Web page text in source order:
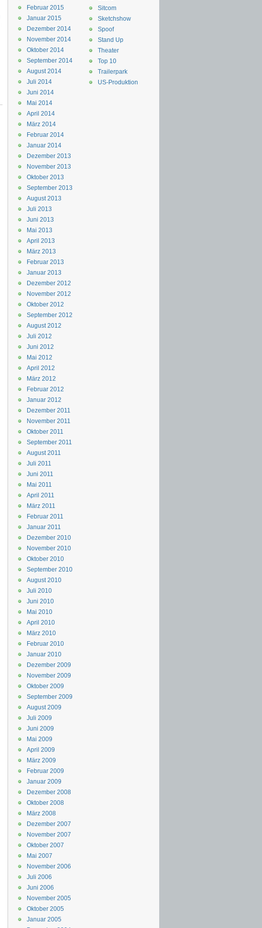
Sitcom
Sketchshow
Spoof
Stand Up
Theater
Top 10
Trailerpark
US-Produktion
Februar 2015
Januar 2015
Dezember 2014
November 2014
Oktober 2014
September 2014
August 2014
Juli 2014
Juni 2014
Mai 2014
April 2014
März 2014
Februar 2014
Januar 2014
Dezember 2013
November 2013
Oktober 2013
September 2013
August 2013
Juli 2013
Juni 2013
Mai 2013
April 2013
März 2013
Februar 2013
Januar 2013
Dezember 2012
November 2012
Oktober 2012
September 2012
August 2012
Juli 2012
Juni 2012
Mai 2012
April 2012
März 2012
Februar 2012
Januar 2012
Dezember 2011
November 2011
Oktober 2011
September 2011
August 2011
Juli 2011
Juni 2011
Mai 2011
April 2011
März 2011
Februar 2011
Januar 2011
Dezember 2010
November 2010
Oktober 2010
September 2010
August 2010
Juli 2010
Juni 2010
Mai 2010
April 2010
März 2010
Februar 2010
Januar 2010
Dezember 2009
November 2009
Oktober 2009
September 2009
August 2009
Juli 2009
Juni 2009
Mai 2009
April 2009
März 2009
Februar 2009
Januar 2009
Dezember 2008
Oktober 2008
März 2008
Dezember 2007
November 2007
Oktober 2007
Mai 2007
November 2006
Juli 2006
Juni 2006
November 2005
Oktober 2005
Januar 2005